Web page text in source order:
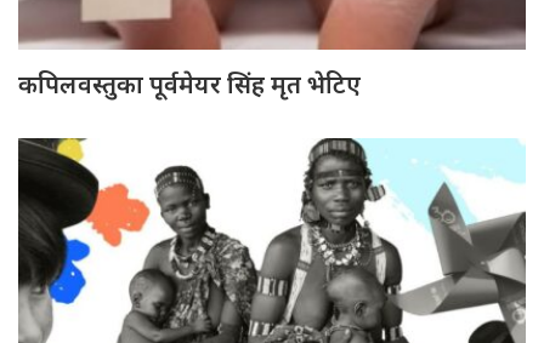
कपिलवस्तुका पूर्वमेयर सिंह मृत भेटिए